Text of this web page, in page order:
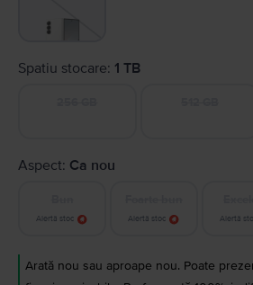
Spatiu stocare: 1 TB
Aspect: Ca nou
Alertă stoc Alertă stoc Alertă
Arată nou sau aproape nou. Poate